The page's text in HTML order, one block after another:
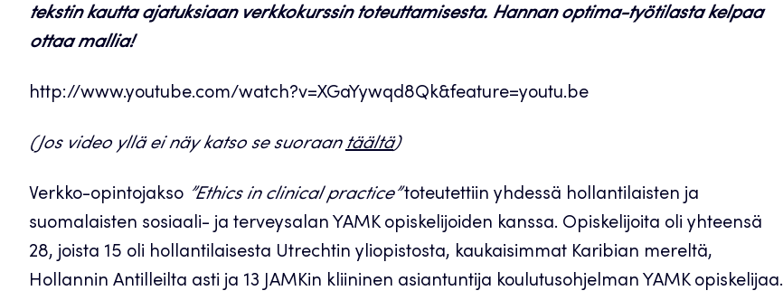
tekstin kautta ajatuksiaan verkkokurssin toteuttamisesta. Hannan optima-työtilasta kelpaa
ottaa mallia!
http://www.youtube.com/watch?v=XGaYywqd8Qk&feature=youtu.be
(Jos video yllä ei näy katso se suoraantäältä)
Verkko-opintojakso ”Ethics in clinical practice”toteutettiin yhdessä hollantilaisten ja
suomalaisten sosiaali- ja terveysalan YAMK opiskelijoiden kanssa. Opiskelijoita oli yhteensä
28, joista 15 oli hollantilaisesta Utrechtin yliopistosta, kaukaisimmat Karibian mereltä,
Hollannin Antilleilta asti ja 13 JAMKin kliininen asiantuntija koulutusohjelman YAMK opiskelijaa.